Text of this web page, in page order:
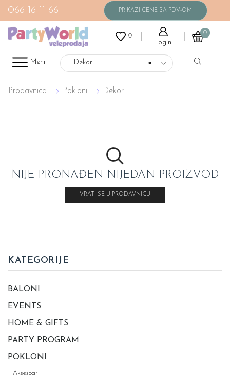
066 16 11 66
0
Login
0
Meni ×
Dekor
Prodavnica Pokloni Dekor
NIJE PRONAĐEN NIJEDAN PROIZVOD
VRATI SE U PRODAVNICU
KATEGORIJE
BALONI
EVENTS
HOME & GIFTS
PARTY PROGRAM
POKLONI
Aksesoari